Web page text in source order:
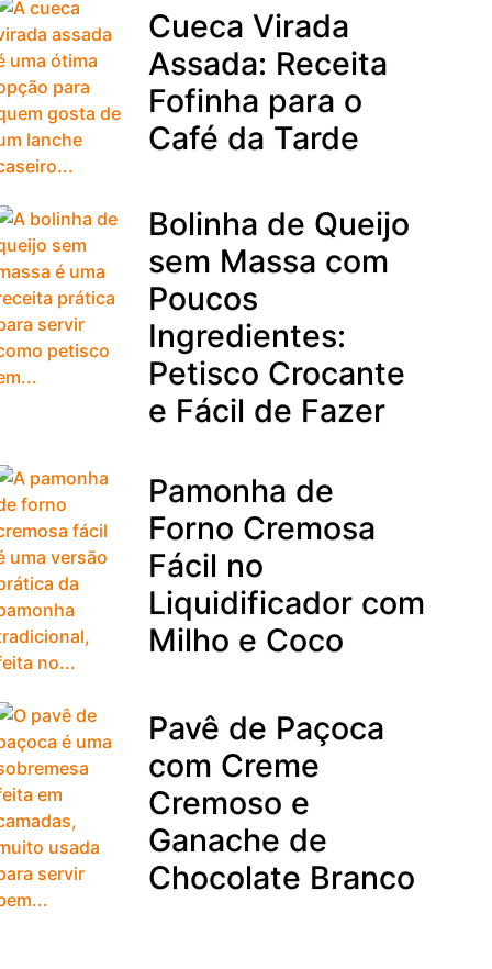
Cueca Virada
Assada: Receita
Fofinha para o
Café da Tarde
Bolinha de Queijo
sem Massa com
Poucos
Ingredientes:
Petisco Crocante
e Fácil de Fazer
Pamonha de
Forno Cremosa
Fácil no
Liquidificador com
Milho e Coco
Pavê de Paçoca
com Creme
Cremoso e
Ganache de
Chocolate Branco